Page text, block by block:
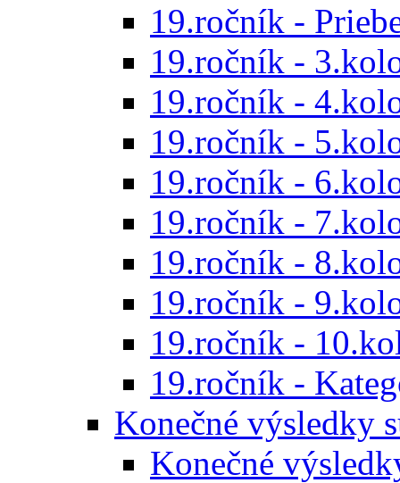
19.ročník -
19.ročník -
19.ročník -
19.ročník -
19.ročník -
19.ročník -
19.ročník -
19.ročník -
19.ročník -
19.ročník -
Konečné výsledky
Konečné